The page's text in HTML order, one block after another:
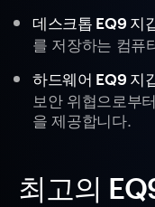
데스크톱 EQ9 지
를 저장하는 컴퓨
하드웨어 EQ9 지
보안 위협으로부
을 제공합니다.
최고의